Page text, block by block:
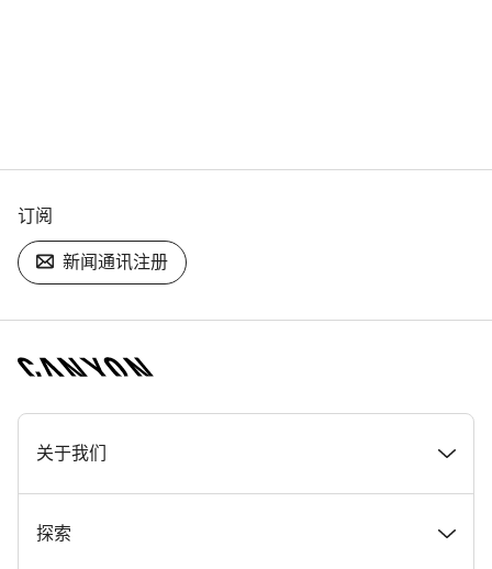
订阅
新闻通讯注册
[footer.linksList.title]
关于我们
奖项
探索